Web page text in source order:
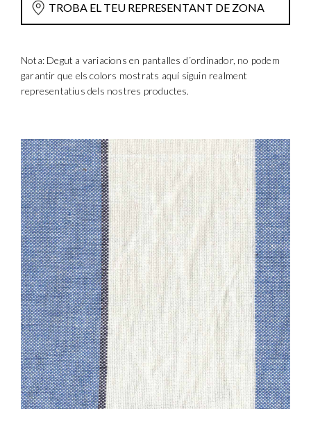
TROBA EL TEU REPRESENTANT DE ZONA
Nota: Degut a variacions en pantalles d´ordinador, no podem
garantir que els colors mostrats aquí siguin realment
representatius dels nostres productes.